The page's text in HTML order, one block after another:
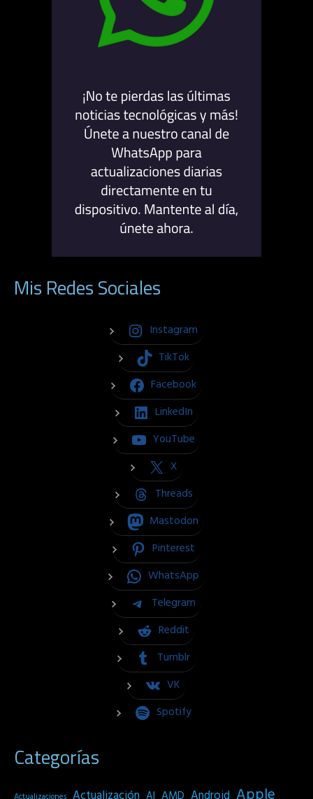
Mis Redes Sociales
Instagram
TikTok
Facebook
LinkedIn
YouTube
X
Threads
Mastodon
Pinterest
WhatsApp
Telegram
Reddit
Tumblr
VK
Spotify
Categorías